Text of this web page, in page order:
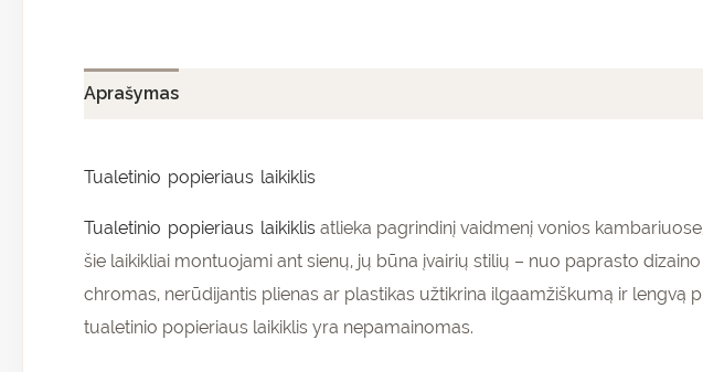
Aprašymas
Tualetinio popieriaus laikiklis
Tualetinio popieriaus laikiklis atlieka pagrindinį vaidmenį vonios
šie laikikliai montuojami ant sienų, jų būna įvairių stilių – nuo paprasto
chromas, nerūdijantis plienas ar plastikas užtikrina ilgaamžiškumą ir lengvą
tualetinio popieriaus laikiklis yra nepamainomas.